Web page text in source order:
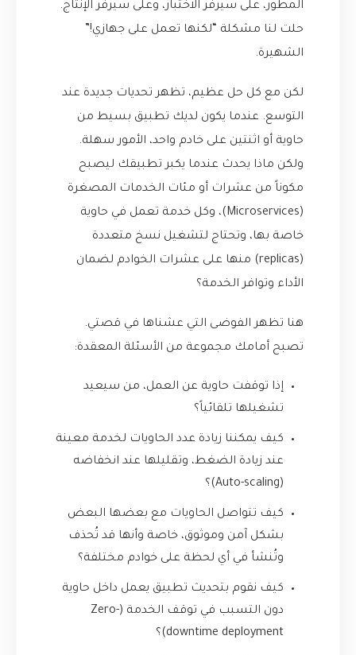
المطور، على سيرفر الاختبار، وعلى سيرفر الإنتاج.
حلت لنا مشكلة “لكنها تعمل على جهازي!”
الشهيرة.
لكن مع كل حل عظيم، تظهر تحديات جديدة عند
التوسع. عندما يكون لديك تطبيق بسيط من
حاوية أو اثنتين على خادم واحد، الأمور سهلة.
ولكن ماذا يحدث عندما يكبر تطبيقك ليصبح
مكوناً من عشرات أو مئات الخدمات المصغرة
(Microservices)، وكل خدمة تعمل في حاوية
خاصة بها، وتحتاج لتشغيل نسخ متعددة
(replicas) منها على عشرات الخوادم لضمان
الأداء وتوافر الخدمة؟
هنا تظهر الفوضى التي عشناها في قصتي.
تصبح أمامك مجموعة من الأسئلة المعقدة:
إذا توقفت حاوية عن العمل، من سيعيد
تشغيلها تلقائياً؟
كيف يمكننا زيادة عدد الحاويات لخدمة معينة
عند زيادة الضغط، وتقليلها عند انخفاضه
(Auto-scaling)؟
كيف تتواصل الحاويات مع بعضها البعض
بشكل آمن وموثوق، خاصة وأنها قد تُحذف
وتُنشأ في أي لحظة على خوادم مختلفة؟
كيف نقوم بتحديث تطبيق يعمل داخل حاوية
دون التسبب في توقف الخدمة (Zero-
downtime deployment)؟